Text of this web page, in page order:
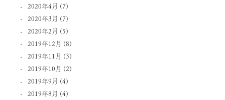
2020年4月 (7)
2020年3月 (7)
2020年2月 (5)
2019年12月 (8)
2019年11月 (3)
2019年10月 (2)
2019年9月 (4)
2019年8月 (4)